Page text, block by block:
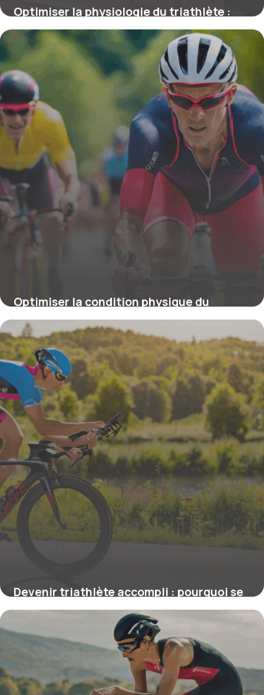
Optimiser la physiologie du triathlète :
comprendre les leviers de la performance
4 juillet 2025
Optimiser la condition physique du
triathlète : secrets et stratégies de
performance
4 juillet 2025
Devenir triathlète accompli : pourquoi se
faire accompagner par un coach triathlon
certifié
4 juillet 2025